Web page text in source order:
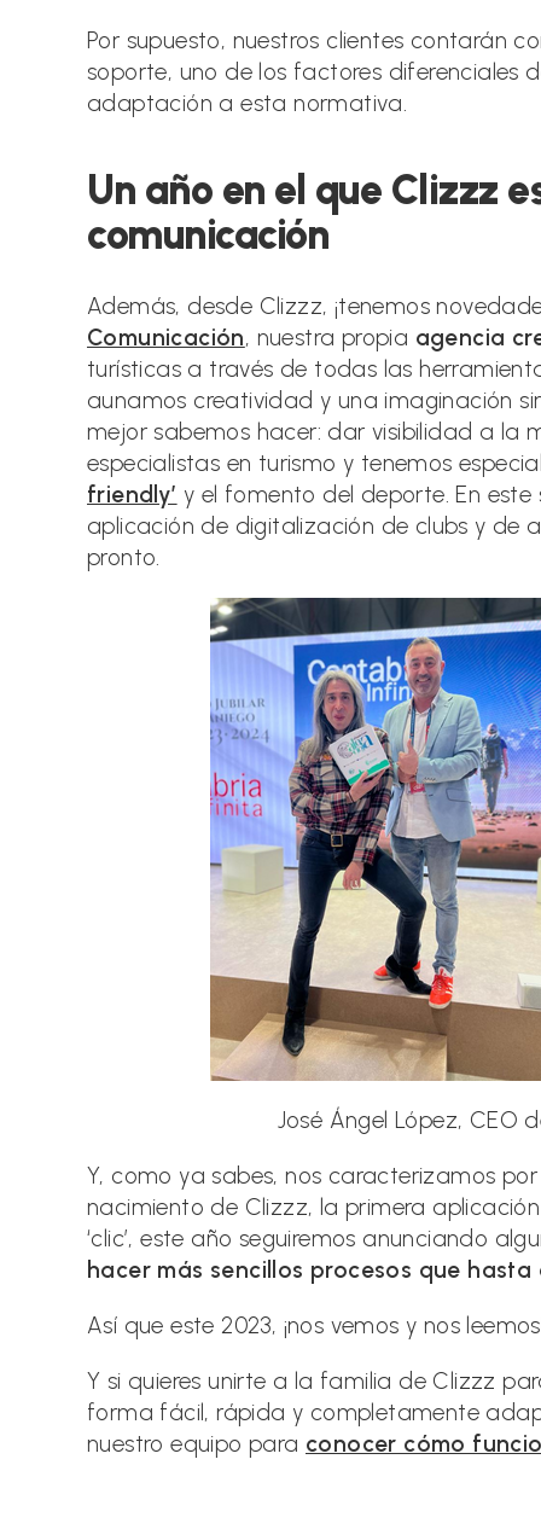
Por supuesto, nuestros clientes contarán
soporte, uno de los factores diferenciales
adaptación a esta normativa.
Un año en el que Clizzz
comunicación
Además, desde Clizzz, ¡tenemos
Comunicación, nuestra propia agencia
turísticas a través de todas las
aunamos creatividad y una imaginación
mejor sabemos hacer: dar visibilidad a la
especialistas en turismo y tenemos
friendly’ y el fomento del deporte. En
aplicación de digitalización de clubs y de
pronto.
José Ángel López, CEO
Y, como ya sabes, nos caracterizamos
nacimiento de Clizzz, la primera
‘clic’, este año seguiremos anunciando
hacer más sencillos procesos que
Así que este 2023, ¡nos vemos y nos
Y si quieres unirte a la familia de Clizzz
forma fácil, rápida y completamente
nuestro equipo para conocer cómo